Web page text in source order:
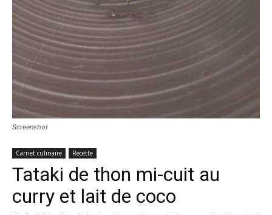
Screenshot
Carnet culinaire Recette
Tataki de thon mi-cuit au
curry et lait de coco